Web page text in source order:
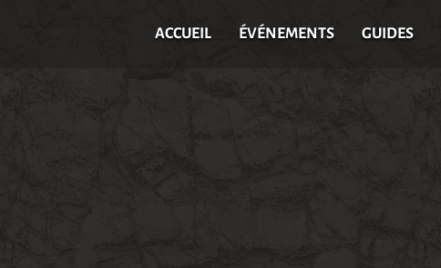
ACCUEIL ÉVÉNEMENTS GUIDES